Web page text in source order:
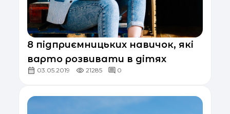
8 підприємницьких навичок, які
варто розвивати в дітях
03.05.2019 21285 0